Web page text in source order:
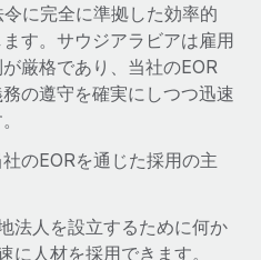
標的です。多額の資金がシステ
す。このため、自社のビジネス
す。...
に完全に準拠した効率的
す。サウジアラビアは雇用
厳格であり、当社のEOR
の遵守を確実にしつつ迅速
のEORを通じた採用の主
法人を設立するために何か
に人材を採用できます。